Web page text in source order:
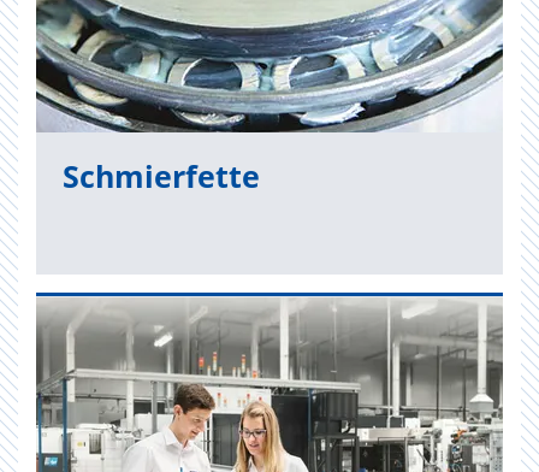
Schmier­fet­te